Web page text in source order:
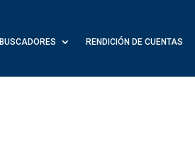
BUSCADORES RENDICIÓN DE CUENTAS